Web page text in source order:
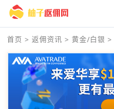
首页 > 返佣资讯 > 黄金/白银 >